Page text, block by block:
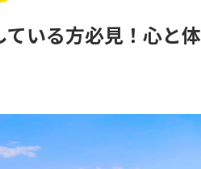
いる方必見！心と